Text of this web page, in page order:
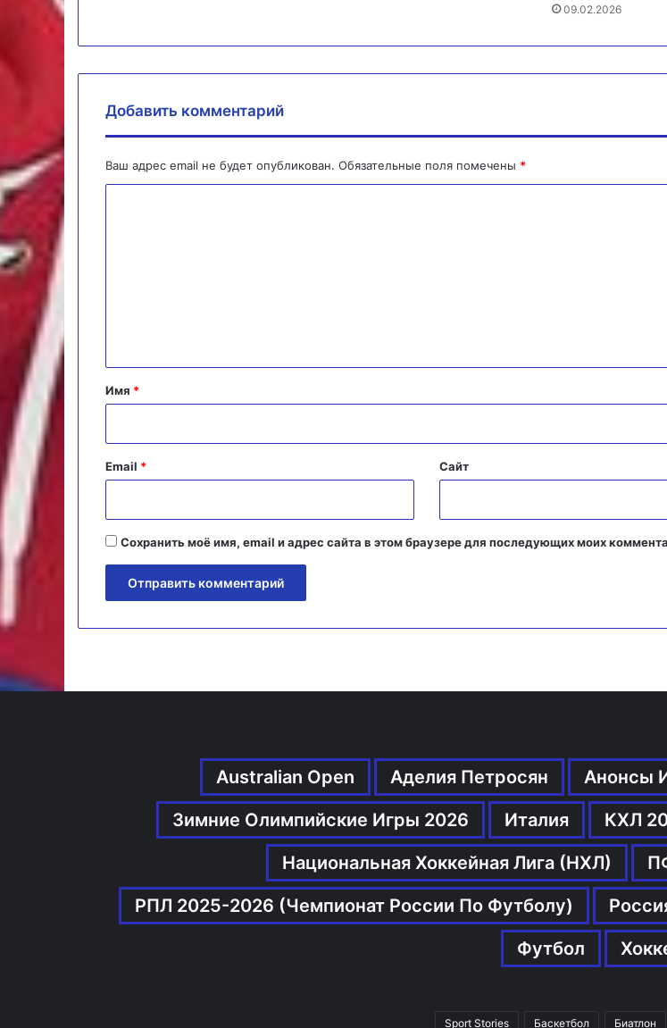
09.02.2026
Добавить комментарий
Ваш адрес email не будет опубликован. Обязательные поля помечены *
а
й
Имя *
Email * Сайт
Сохранить моё имя, email и адрес сайта в этом браузере для последующих моих
Australian Open Аделия Петросян Анонсы
Зимние Олимпийские Игры 2026
Италия КХЛ
Национальная Хоккейная Лига (НХЛ)
РПЛ 2025-2026 (Чемпионат России По Футболу)
Футбол
Sport Stories Баскетбол Биатлон